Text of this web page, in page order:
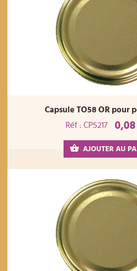
Capsule TO58 OR pour
Réf : CP5217
AJOUTER AU